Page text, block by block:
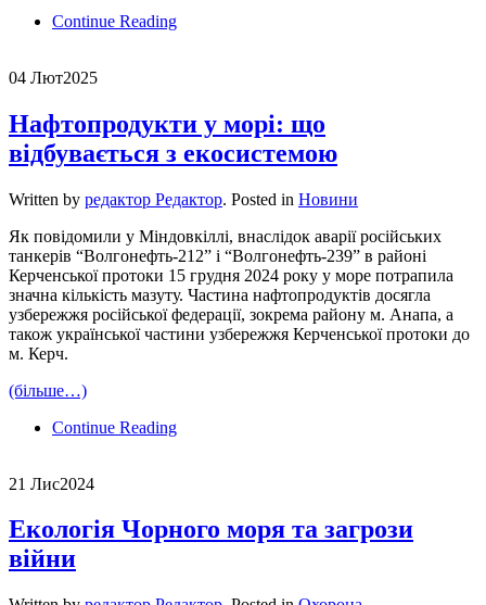
Continue Reading
04 Лют2025
Нафтопродукти у морі: що
відбувається з екосистемою
Written by редактор Редактор. Posted in Новини
Як повідомили у Міндовкіллі, внаслідок аварії російських
танкерів “Волгонефть-212” і “Волгонефть-239” в районі
Керченської протоки 15 грудня 2024 року у море потрапила
значна кількість мазуту. Частина нафтопродуктів досягла
узбережжя російської федерації, зокрема району м. Анапа, а
також української частини узбережжя Керченської протоки до
м. Керч.
(більше…)
Continue Reading
21 Лис2024
Екологія Чорного моря та загрози
війни